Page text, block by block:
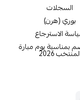
السجلات
بوري (هرن)
الاسترجاع
بمناسبة يوم مبارة
2026